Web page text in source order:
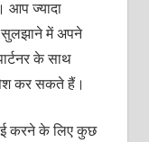
आप ज्‍यादा
सुलझाने में अपने
के साथ
कर सकते हैं।
करने के लिए कुछ